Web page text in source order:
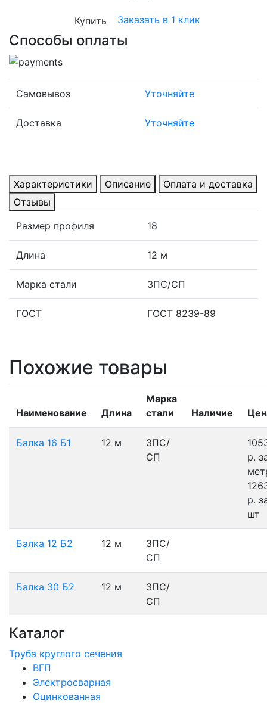
Купить Заказать в 1 клик
Способы оплаты
Самовывоз Уточняйте
Доставка Уточняйте
Характеристики Описание
Оплата и доставка
Отзывы
Размер профиля
18
Длина 12 м
Марка стали 3ПС/СП
ГОСТ ГОСТ 8239-89
Похожие товары
Наименование Длина
Марка
стали
Наличие
Балка 16 Б1 12 м
3ПС/
СП
р.
р.
шт
Балка 12 Б2 12 м
3ПС/
СП
Балка 30 Б2 12 м
3ПС/
СП
Каталог
Труба круглого сечения
ВГП
Электросварная
Оцинкованная